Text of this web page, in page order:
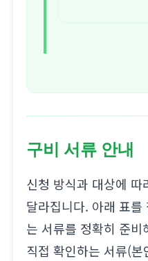
구비 서류 안내
신청 방식과 대상에
달라집니다. 아래 표
는 서류를 정확히 준
직접 확인하는 서류(